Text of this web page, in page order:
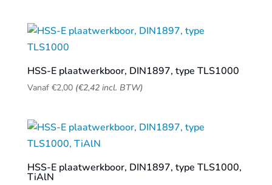
HSS-E plaatwerkboor, DIN1897, type TLS1000
Vanaf €2,00 (€2,42incl. BTW)
HSS-E plaatwerkboor, DIN1897, type TLS1000,
TiAlN